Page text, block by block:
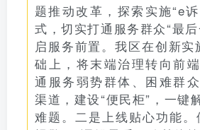
题推动改革，探索实施“e
式，切实打通服务群众“最
启服务前置。我区在创新实
础上，将末端治理转向前
通服务弱势群体、困难群
渠道，建设“便民柜”，一键
难题。二是上线贴心功能。